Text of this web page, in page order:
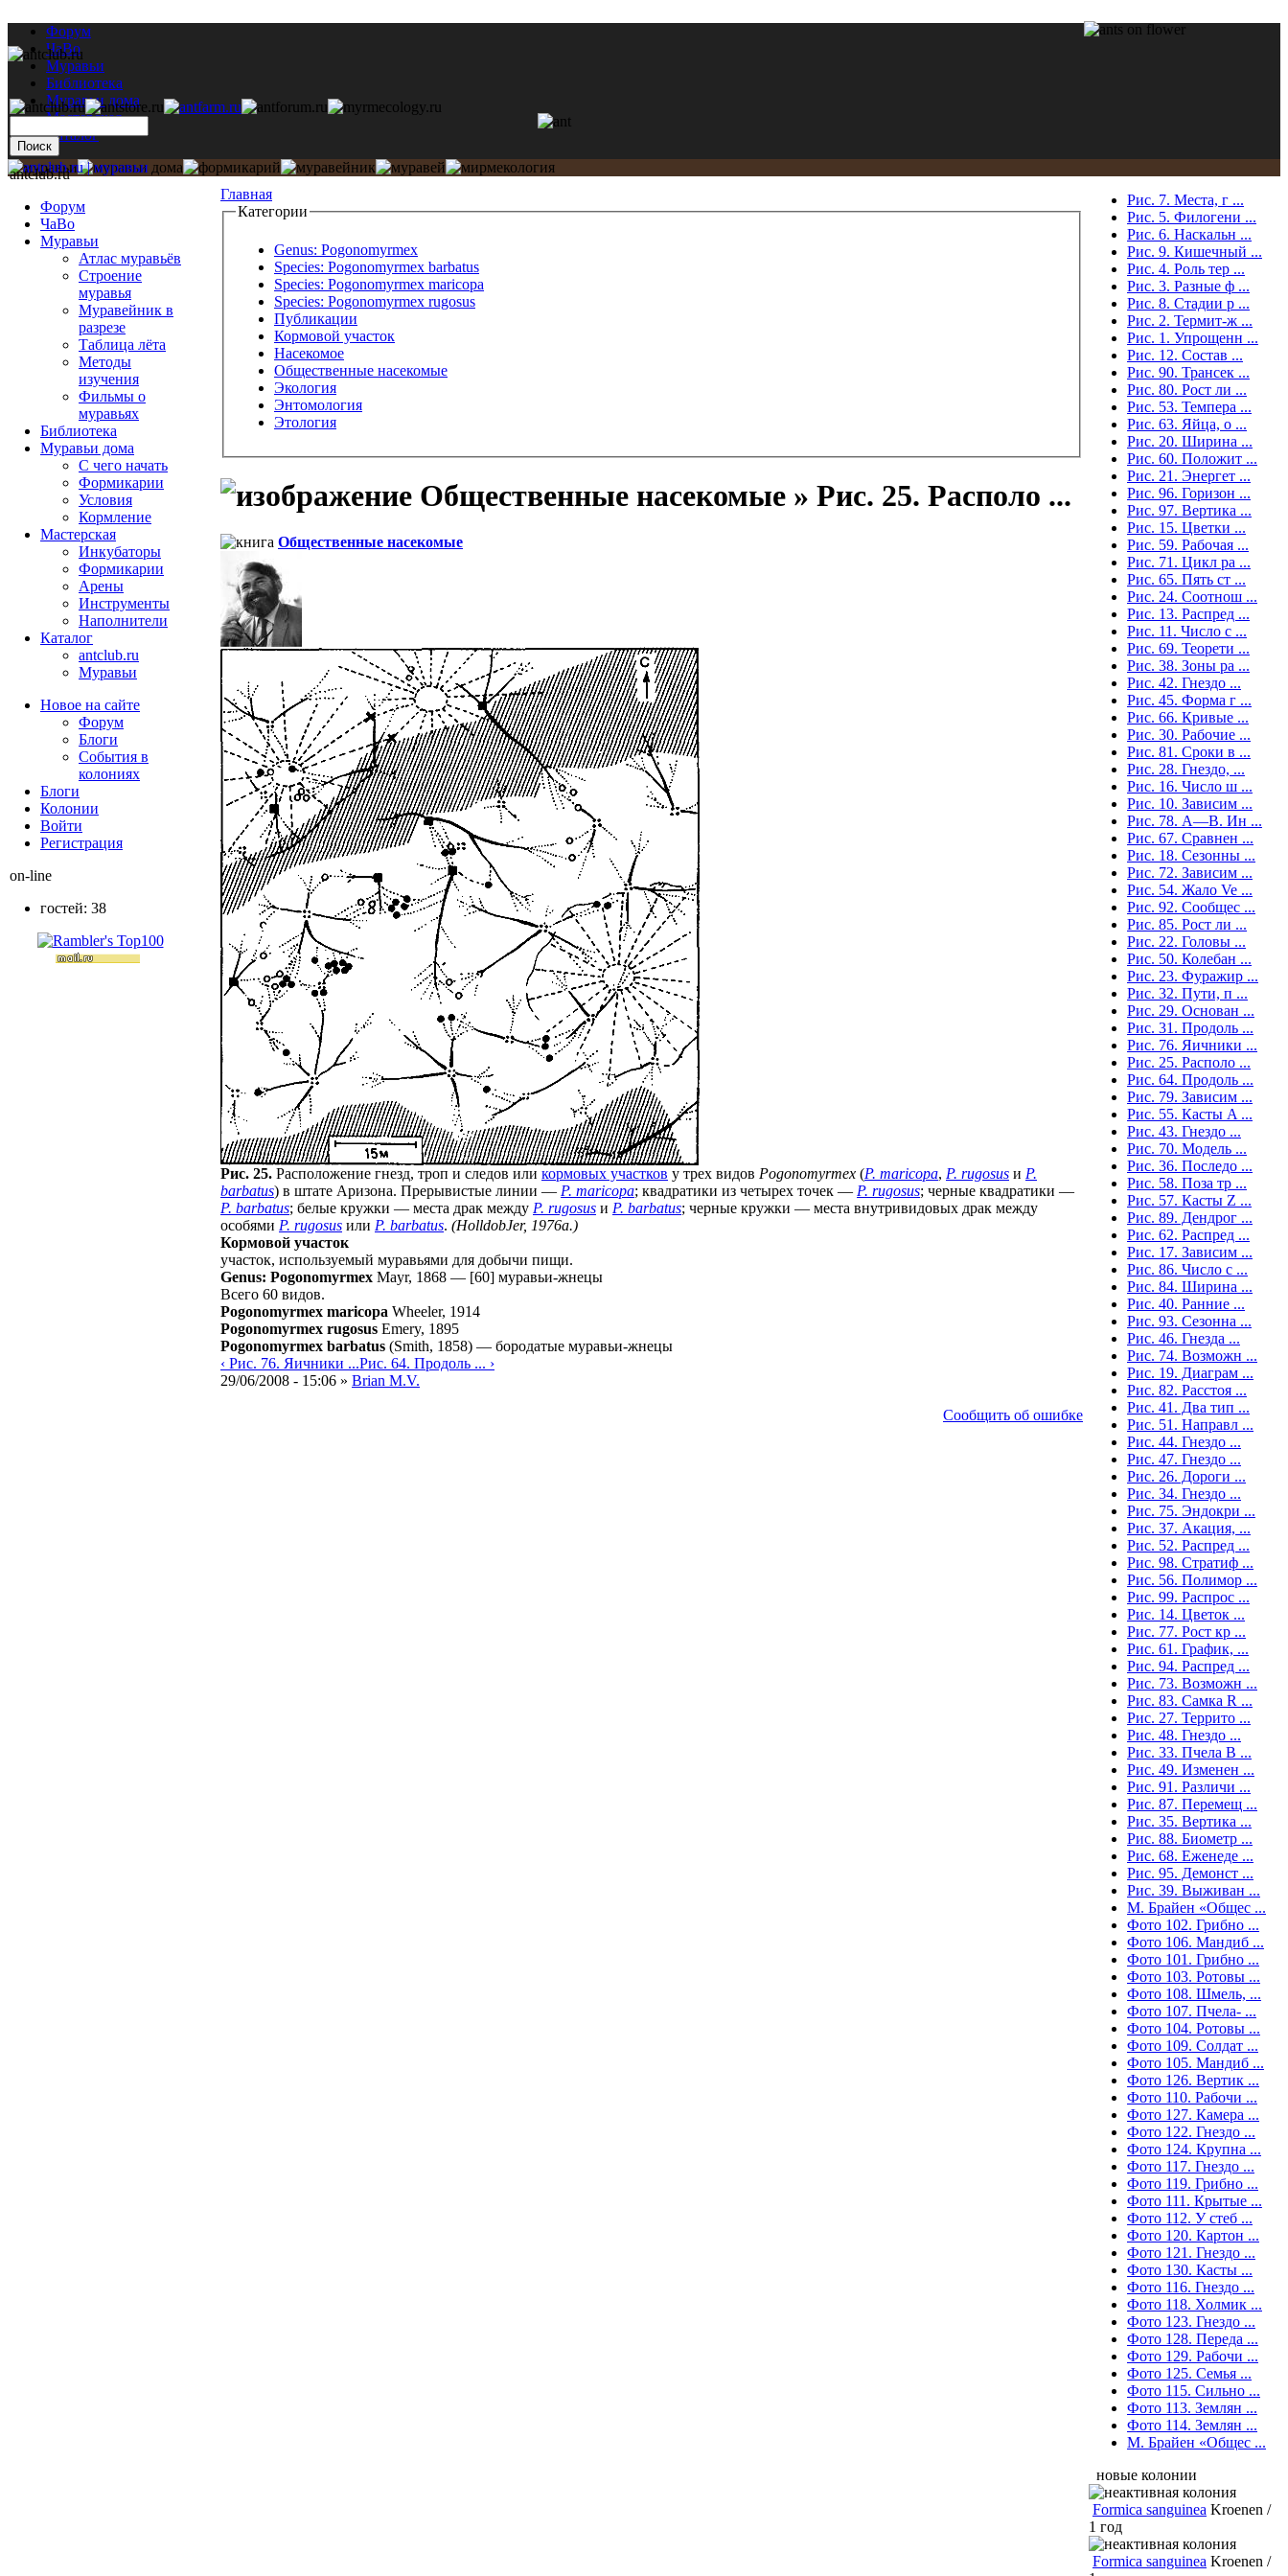
Форум
ЧаВо
Муравьи
Библиотека
Муравьи дома
Мастерская
Каталог
Главная
Категории
Genus: Pogonomyrmex
Species: Pogonomyrmex barbatus
Species: Pogonomyrmex maricopa
Species: Pogonomyrmex rugosus
Публикации
Кормовой участок
Насекомое
Общественные насекомые
Экология
Энтомология
Этология
Общественные насекомые » Рис. 25. Располо ...
Общественные насекомые
Рис. 25. Расположение гнезд, троп и следов или кормовых участков у трех видов Pogonomyrmex (P. maricopa, P. rugosus и P.
barbatus) в штате Аризона. Прерывистые линии — P. maricopa; квадратики из четырех точек — P. rugosus; черные квадратики —
P. barbatus; белые кружки — места драк между P. rugosus и P. barbatus; черные кружки — места внутривидовых драк между
особями P. rugosus или P. barbatus. (HolldobJer, 1976а.)
Кормовой участок
участок, используемый муравьями для добычи пищи.
Genus: Pogonomyrmex Mayr, 1868 — [60] муравьи-жнецы
Всего 60 видов.
Pogonomyrmex maricopa Wheeler, 1914
Pogonomyrmex rugosus Emery, 1895
Pogonomyrmex barbatus (Smith, 1858) — бородатые муравьи-жнецы
‹ Рис. 76. Яичники ...Рис. 64. Продоль ... ›
29/06/2008 - 15:06 » Brian M.V.
Сообщить об ошибке
antclub.ru
Форум
ЧаВо
Муравьи
Атлас муравьёв
Строение
муравья
Муравейник в
разрезе
Таблица лёта
Методы
изучения
Фильмы о
муравьях
Библиотека
Муравьи дома
С чего начать
Формикарии
Условия
Кормление
Мастерская
Инкубаторы
Формикарии
Арены
Инструменты
Наполнители
Каталог
antclub.ru
Муравьи
Новое на сайте
Форум
Блоги
События в
колониях
Блоги
Колонии
Войти
Peгиcтpaция
on-line
гостей: 38
Рис. 7. Места, г ...
Рис. 5. Филогени ...
Рис. 6. Наскальн ...
Рис. 9. Кишечный ...
Рис. 4. Роль тер ...
Рис. 3. Разные ф ...
Рис. 8. Стадии р ...
Рис. 2. Термит-ж ...
Рис. 1. Упрощенн ...
Рис. 12. Состав ...
Рис. 90. Трансек ...
Рис. 80. Рост ли ...
Рис. 53. Темпера ...
Рис. 63. Яйца, о ...
Рис. 20. Ширина ...
Рис. 60. Положит ...
Рис. 21. Энергет ...
Рис. 96. Горизон ...
Рис. 97. Вертика ...
Рис. 15. Цветки ...
Рис. 59. Рабочая ...
Рис. 71. Цикл ра ...
Рис. 65. Пять ст ...
Рис. 24. Соотнош ...
Рис. 13. Распред ...
Рис. 11. Число с ...
Рис. 69. Теорети ...
Рис. 38. Зоны ра ...
Рис. 42. Гнездо ...
Рис. 45. Форма г ...
Рис. 66. Кривые ...
Рис. 30. Рабочие ...
Рис. 81. Сроки в ...
Рис. 28. Гнездо, ...
Рис. 16. Число ш ...
Рис. 10. Зависим ...
Рис. 78. А—В. Ин ...
Рис. 67. Сравнен ...
Рис. 18. Сезонны ...
Рис. 72. Зависим ...
Рис. 54. Жало Ve ...
Рис. 92. Сообщес ...
Рис. 85. Рост ли ...
Рис. 22. Головы ...
Рис. 50. Колебан ...
Рис. 23. Фуражир ...
Рис. 32. Пути, п ...
Рис. 29. Основан ...
Рис. 31. Продоль ...
Рис. 76. Яичники ...
Рис. 25. Располо ...
Рис. 64. Продоль ...
Рис. 79. Зависим ...
Рис. 55. Касты A ...
Рис. 43. Гнездо ...
Рис. 70. Модель ...
Рис. 36. Последо ...
Рис. 58. Поза тр ...
Рис. 57. Касты Z ...
Рис. 89. Дендрог ...
Рис. 62. Распред ...
Рис. 17. Зависим ...
Рис. 86. Число с ...
Рис. 84. Ширина ...
Рис. 40. Ранние ...
Рис. 93. Сезонна ...
Рис. 46. Гнезда ...
Рис. 74. Возможн ...
Рис. 19. Диаграм ...
Рис. 82. Расстоя ...
Рис. 41. Два тип ...
Рис. 51. Направл ...
Рис. 44. Гнездо ...
Рис. 47. Гнездо ...
Рис. 26. Дороги ...
Рис. 34. Гнездо ...
Рис. 75. Эндокри ...
Рис. 37. Акация, ...
Рис. 52. Распред ...
Рис. 98. Стратиф ...
Рис. 56. Полимор ...
Рис. 99. Распрос ...
Рис. 14. Цветок ...
Рис. 77. Рост кр ...
Рис. 61. График, ...
Рис. 94. Распред ...
Рис. 73. Возможн ...
Рис. 83. Самка R ...
Рис. 27. Террито ...
Рис. 48. Гнездо ...
Рис. 33. Пчела B ...
Рис. 49. Изменен ...
Рис. 91. Различи ...
Рис. 87. Перемещ ...
Рис. 35. Вертика ...
Рис. 88. Биометр ...
Рис. 68. Еженеде ...
Рис. 95. Демонст ...
Рис. 39. Выживан ...
М. Брайен «Общес ...
Фото 102. Грибно ...
Фото 106. Мандиб ...
Фото 101. Грибно ...
Фото 103. Ротовы ...
Фото 108. Шмель, ...
Фото 107. Пчела- ...
Фото 104. Ротовы ...
Фото 109. Солдат ...
Фото 105. Мандиб ...
Фото 126. Вертик ...
Фото 110. Рабочи ...
Фото 127. Камера ...
Фото 122. Гнездо ...
Фото 124. Крупна ...
Фото 117. Гнездо ...
Фото 119. Грибно ...
Фото 111. Крытые ...
Фото 112. У стеб ...
Фото 120. Картон ...
Фото 121. Гнездо ...
Фото 130. Касты ...
Фото 116. Гнездо ...
Фото 118. Холмик ...
Фото 123. Гнездо ...
Фото 128. Переда ...
Фото 129. Рабочи ...
Фото 125. Семья ...
Фото 115. Сильно ...
Фото 113. Землян ...
Фото 114. Землян ...
М. Брайен «Общес ...
новые колонии
Formica sanguinea Kroenen /
1 год
Formica sanguinea Kroenen /